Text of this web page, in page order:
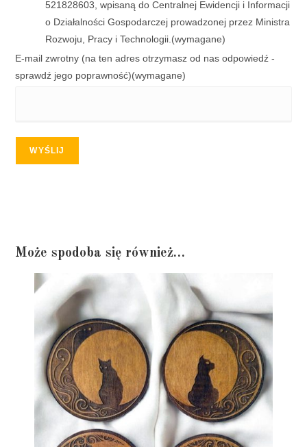
521828603, wpisaną do Centralnej Ewidencji i Informacji
o Działalności Gospodarczej prowadzonej przez Ministra
Rozwoju, Pracy i Technologii. (wymagane)
E-mail zwrotny (na ten adres otrzymasz od nas odpowiedź -
sprawdź jego poprawność)(wymagane)
WYŚLIJ
Może spodoba się również…